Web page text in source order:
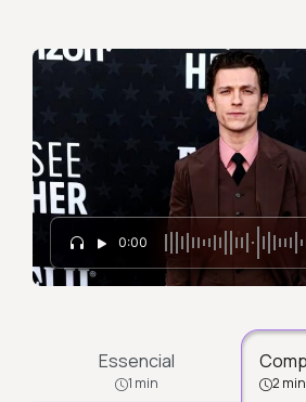
0:00
Essencial
1 min 2 min